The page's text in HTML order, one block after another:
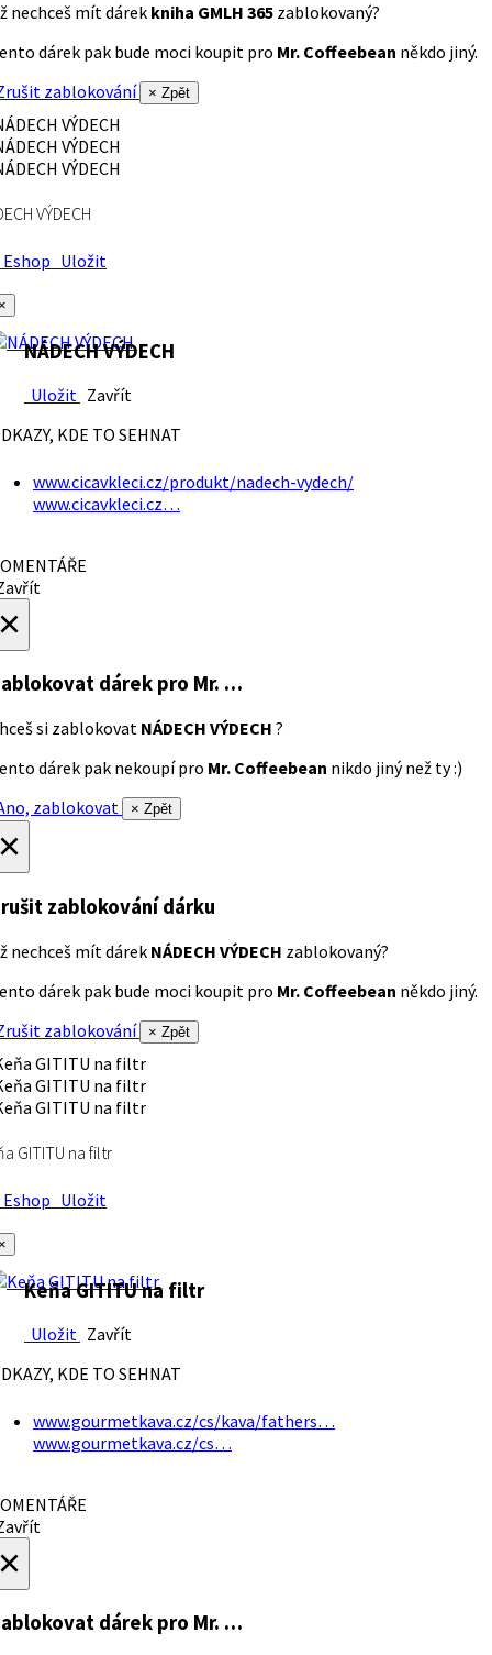
nechceš mít dárek kniha GMLH 365 zablokovaný?
dárek pak bude moci koupit pro Mr. Coffeebean někdo jiný.
zablokování
× Zpět
VÝDECH
Uložit
NÁDECH VÝDECH
Uložit Zavřít
KDE TO SEHNAT
www.cicavkleci.cz/produkt/nadech-vydech/
www.cicavkleci.cz…
dárek pro Mr. …
si zablokovat NÁDECH VÝDECH ?
dárek pak nekoupí pro Mr. Coffeebean nikdo jiný než ty :)
zablokovat
× Zpět
zablokování dárku
nechceš mít dárek NÁDECH VÝDECH zablokovaný?
dárek pak bude moci koupit pro Mr. Coffeebean někdo jiný.
zablokování
× Zpět
GITITU na filtr
Uložit
Keňa GITITU na filtr
Uložit Zavřít
KDE TO SEHNAT
www.gourmetkava.cz/cs/kava/fathers…
www.gourmetkava.cz/cs…
dárek pro Mr. …